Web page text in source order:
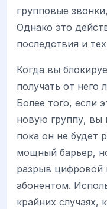
групповые
Однако это
последствия и
Когда вы
получать от него
Более того, если
новую группу, вы
пока он не будет
мощный барьер,
разрыв
абонентом.
крайних случаях,